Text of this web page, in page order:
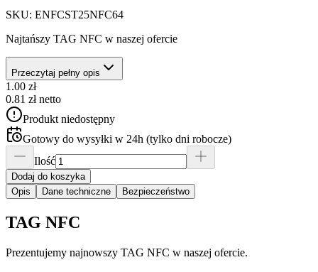
SKU: ENFCST25NFC64
Najtańszy TAG NFC w naszej ofercie
Przeczytaj pełny opis
1.00 zł
0.81 złnetto
Produkt niedostępny
Gotowy do wysyłki w 24h (tylko dni robocze)
Ilość
Dodaj do koszyka
Opis
Dane techniczne Bezpieczeństwo
TAG NFC
Prezentujemy najnowszy TAG NFC w naszej ofercie.